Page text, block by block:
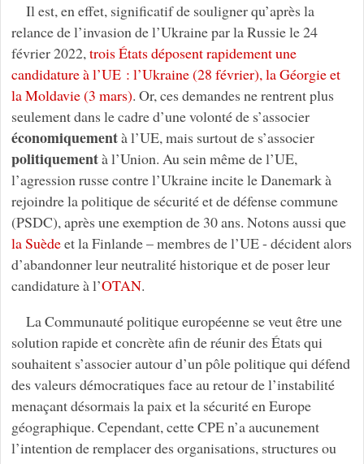
Il est, en effet, significatif de souligner qu’après la
relance de l’invasion de l’Ukraine par la Russie le 24
février 2022,trois États déposent rapidement une
candidature à l’UE : l’Ukraine (28 février), la Géorgie et
la Moldavie (3 mars). Or, ces demandes ne rentrent plus
seulement dans le cadre d’une volonté de s’associer
économiquementà l’UE, mais surtout de s’associer
politiquementà l’Union. Au sein même de l’UE,
l’agression russe contre l’Ukraine incite le Danemark à
rejoindre la politique de sécurité et de défense commune
(PSDC), après une exemption de 30 ans. Notons aussi que
la Suèdeet la Finlande – membres de l’UE - décident alors
d’abandonner leur neutralité historique et de poser leur
candidature à l’OTAN.
La Communauté politique européenne se veut être une
solution rapide et concrète afin de réunir des États qui
souhaitent s’associer autour d’un pôle politique qui défend
des valeurs démocratiques face au retour de l’instabilité
menaçant désormais la paix et la sécurité en Europe
géographique. Cependant, cette CPE n’a aucunement
l’intention de remplacer des organisations, structures ou